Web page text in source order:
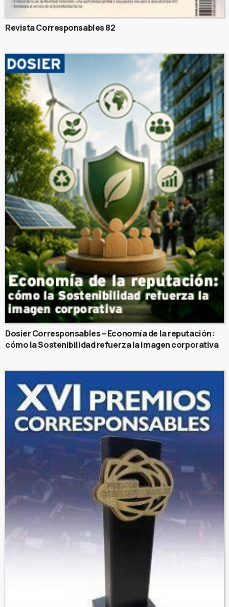
Revista Corresponsables 82
Dosier Corresponsables – Economía de la reputación:
cómo la Sostenibilidad refuerza la imagen corporativa